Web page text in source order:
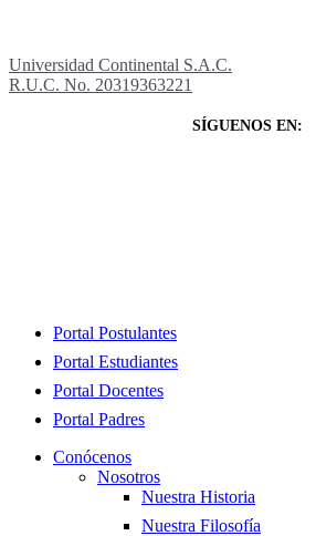
Universidad Continental S.A.C.
R.U.C. No. 20319363221
SÍGUENOS EN:
Close
Portal Postulantes
Portal Estudiantes
Portal Docentes
Portal Padres
Conócenos
Nosotros
Nuestra Historia
Nuestra Filosofía